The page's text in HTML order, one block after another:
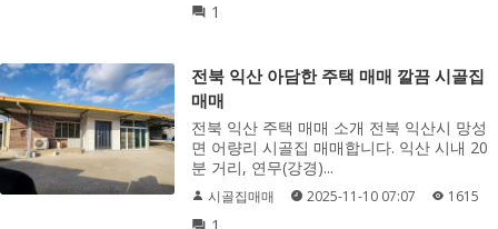
1
전북 익산 아담한 주택 매매 깔끔 시골집
매매
전북 익산 주택 매매 소개 전북 익산시 망성
면 어량리 시골집 매매합니다. 익산 시내 20
분 거리, 연무(강경)...
시골집매매 2025-11-10 07:07 1615